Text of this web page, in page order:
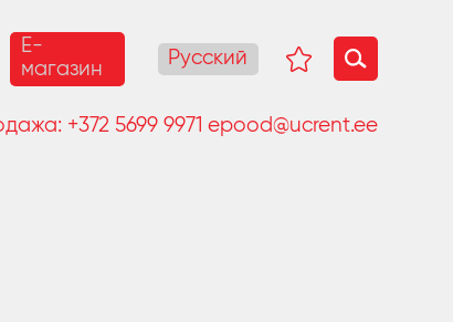
E-
магазин
Русский
+372 5699 9971 epood@ucrent.ee